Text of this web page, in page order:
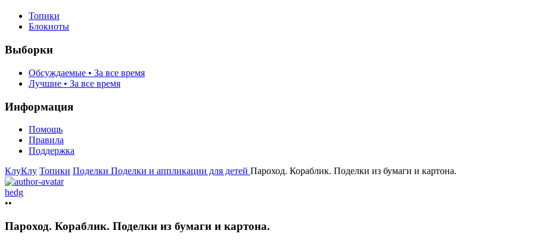
Топики
Блокноты
Выборки
Обсуждаемые • За все время
Лучшие • За все время
Информация
Помощь
Правила
Поддержка
КлуКлу Топики Поделки Поделки и аппликации для детей Пароход. Кораблик. Поделки из бумаги и картона.
hedg
••
Пароход. Кораблик. Поделки из бумаги и картона.